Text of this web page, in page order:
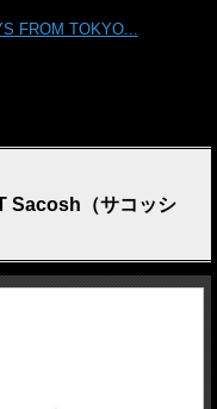
FROM TOKYO...
Sacosh（サコッシ